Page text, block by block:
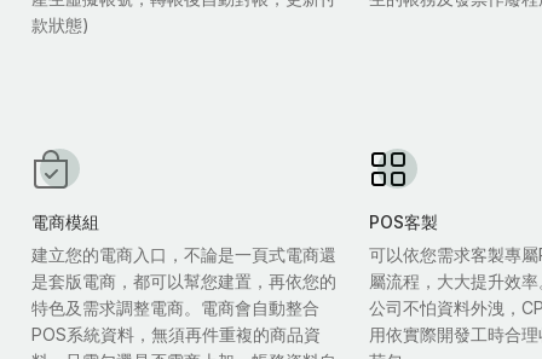
款狀態)
電商模組
建立您的電商入口，不論是一頁式電商還
是套版電商，都可以幫您建置，再依您的
特色及需求調整電商。電商會自動整合
POS系統資料，無須再件重複的商品資
POS客製
可以依您需求客製專
屬流程，大大提升效
公司不怕資料外洩，
用依實際開發工時合